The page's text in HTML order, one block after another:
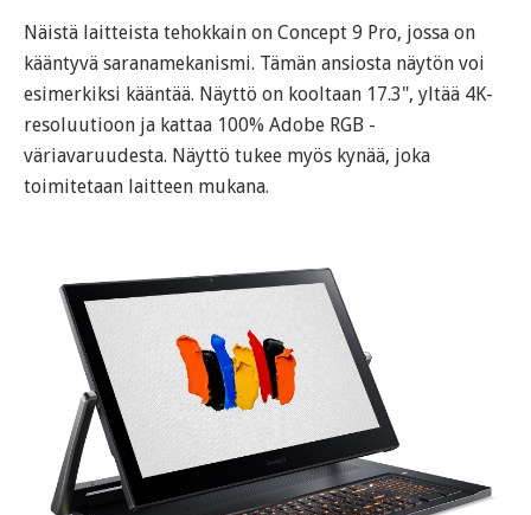
Näistä laitteista tehokkain on Concept 9 Pro, jossa on
kääntyvä saranamekanismi. Tämän ansiosta näytön voi
esimerkiksi kääntää. Näyttö on kooltaan 17.3", yltää 4K-
resoluutioon ja kattaa 100% Adobe RGB -
väriavaruudesta. Näyttö tukee myös kynää, joka
toimitetaan laitteen mukana.